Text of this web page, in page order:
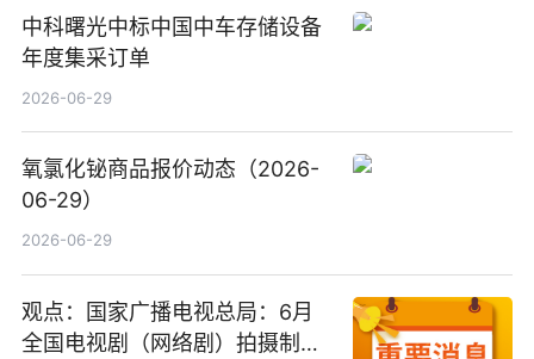
中科曙光中标中国中车存储设备
年度集采订单
2026-06-29
氧氯化铋商品报价动态（2026-
06-29）
2026-06-29
观点：国家广播电视总局：6月
全国电视剧（网络剧）拍摄制作